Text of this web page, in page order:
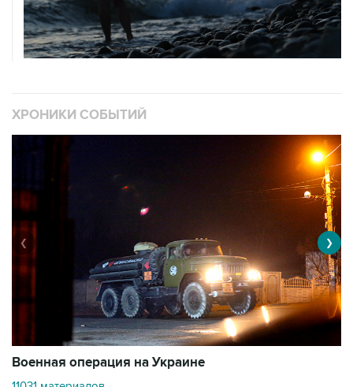
ХРОНИКИ СОБЫТИЙ
Военная операция на Украине
❮ ❯